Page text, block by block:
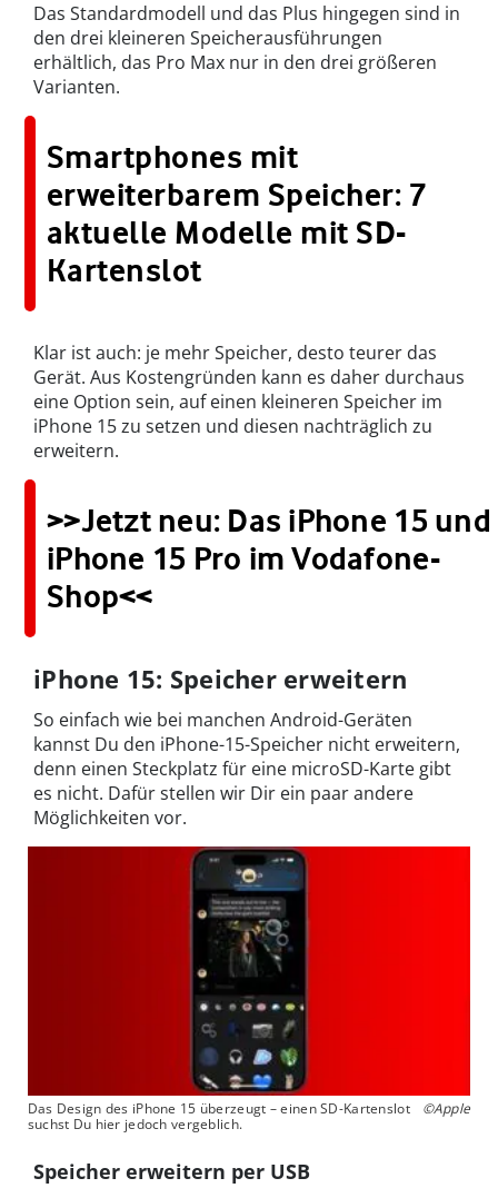
Das Standardmodell und das Plus hingegen sind in
den drei kleineren Speicherausführungen
erhältlich, das Pro Max nur in den drei größeren
Varianten.
Smartphones mit
erweiterbarem Speicher: 7
aktuelle Modelle mit SD-
Kartenslot
Klar ist auch: je mehr Speicher, desto teurer das
Gerät. Aus Kostengründen kann es daher durchaus
eine Option sein, auf einen kleineren Speicher im
iPhone 15 zu setzen und diesen nachträglich zu
erweitern.
>>Jetzt neu: Das iPhone 15 und
iPhone 15 Pro im Vodafone-
Shop<<
iPhone 15: Speicher erweitern
So einfach wie bei manchen Android-Geräten
kannst Du den iPhone-15-Speicher nicht erweitern,
denn einen Steckplatz für eine microSD-Karte gibt
es nicht. Dafür stellen wir Dir ein paar andere
Möglichkeiten vor.
Das Design des iPhone 15 überzeugt – einen SD-Kartenslot
suchst Du hier jedoch vergeblich.
©Apple
Speicher erweitern per USB